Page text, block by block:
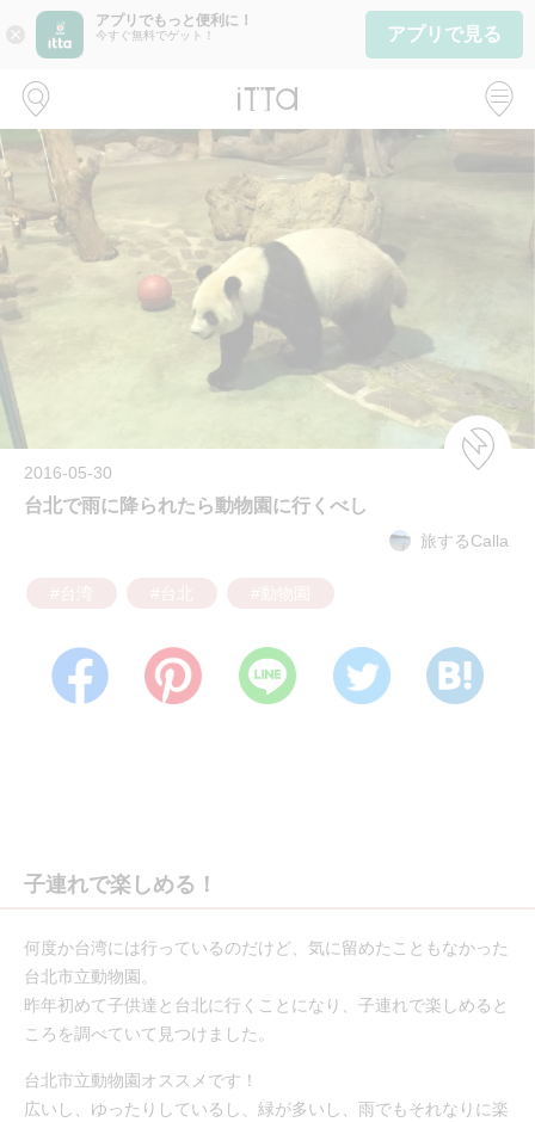
close
アプリでもっと便利に！
今すぐ無料でゲット！ アプリで見る
2016-05-30
台北で雨に降られたら動物園に行くべし
旅するCalla
子連れで楽しめる！
何度か台湾には行っているのだけど、気に留めたこともなかった
台北市立動物園。
昨年初めて子供達と台北に行くことになり、子連れで楽しめると
ころを調べていて見つけました。
台北市立動物園オススメです！
広いし、ゆったりしているし、緑が多いし、雨でもそれなりに楽